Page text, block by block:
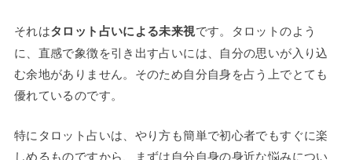
それはタロット占いによる未来視です。タロットのよう
に、直感で象徴を引き出す占いには、自分の思いが入り込
む余地がありません。そのため自分自身を占う上でとても
優れているのです。
特にタロット占いは、やり方も簡単で初心者でもすぐに楽
しめるものですから、まずは自分自身の身近な悩みについ